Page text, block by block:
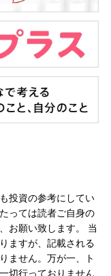
投資の参考にしてい
っては読者ご自身の
お願い致します。 当
ますが、記載される
ません。万が一、ト
切行っておりません